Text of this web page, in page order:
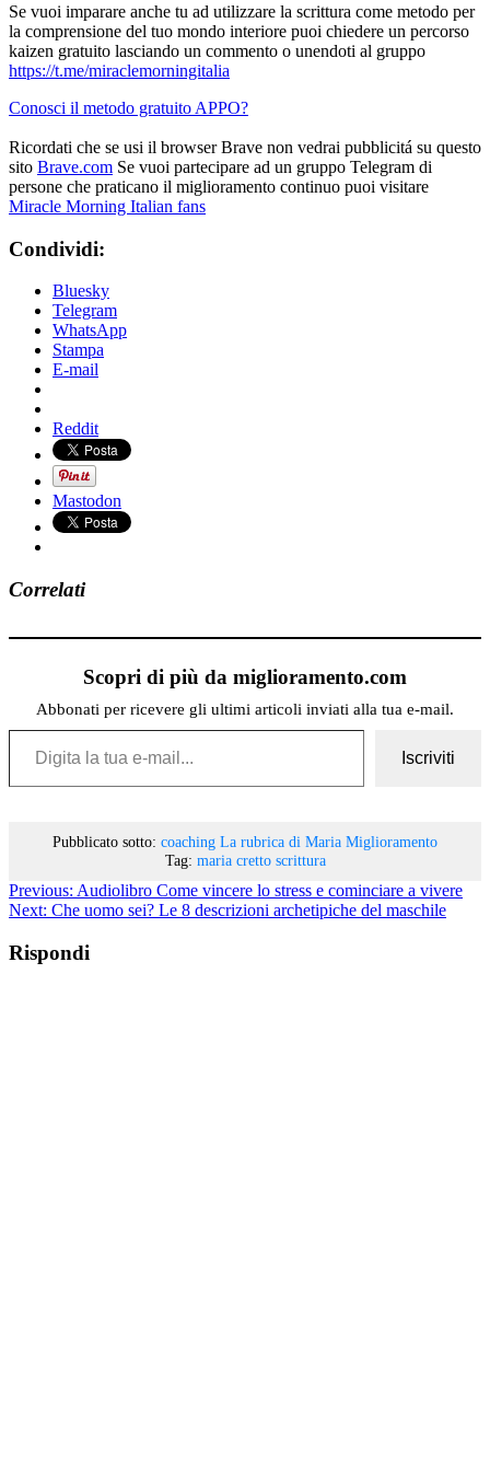
Se vuoi imparare anche tu ad utilizzare la scrittura come metodo per
la comprensione del tuo mondo interiore puoi chiedere un percorso
kaizen gratuito lasciando un commento o unendoti al gruppo
https://t.me/miraclemorningitalia
Conosci il metodo gratuito APPO?
Ricordati che se usi il browser Brave non vedrai pubblicitá su questo
sito Brave.com Se vuoi partecipare ad un gruppo Telegram di
persone che praticano il miglioramento continuo puoi visitare
Miracle Morning Italian fans
Condividi:
Bluesky
Telegram
WhatsApp
Stampa
E-mail
Reddit
Mastodon
Correlati
Scopri di più da miglioramento.com
Abbonati per ricevere gli ultimi articoli inviati alla tua e-mail.
Digita la tua e-mail...
Iscriviti
Pubblicato sotto: coaching La rubrica di Maria Miglioramento
Tag: maria cretto scrittura
Previous: Audiolibro Come vincere lo stress e cominciare a vivere
Next: Che uomo sei? Le 8 descrizioni archetipiche del maschile
Rispondi